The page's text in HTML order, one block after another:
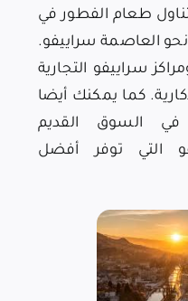
طعام الفطور في
نحو العاصمة سراييفو.
سراييفو التجارية
كما يمكنك أيضا
في السوق القديم
التي توفر أفضل